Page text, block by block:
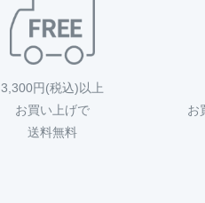
3,300円(税込)以上
お買い上げで
送料無料
お